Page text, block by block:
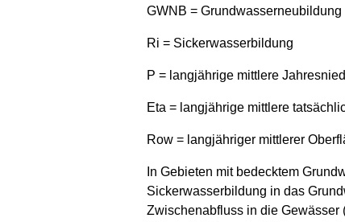
GWNB = Grundwasserneubildung
Ri = Sickerwasserbildung
P = langjährige mittlere
Eta = langjährige mittlere
Row = langjähriger mittlerer
In Gebieten mit bedecktem
Sickerwasserbildung in das
Zwischenabfluss in die Gewässer